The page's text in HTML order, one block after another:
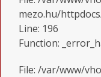
mezo.hu/
Line: 196
Function:
File: /var/www/